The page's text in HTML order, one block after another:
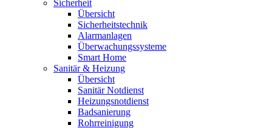
Sicherheit
Übersicht
Sicherheitstechnik
Alarmanlagen
Überwachungssysteme
Smart Home
Sanitär & Heizung
Übersicht
Sanitär Notdienst
Heizungsnotdienst
Badsanierung
Rohrreinigung